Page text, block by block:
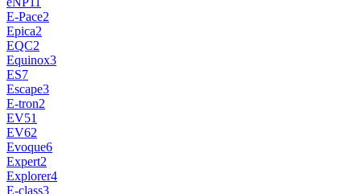
E-Pace2
Epica2
EQC2
Equinox3
ES7
Escape3
E-tron2
EV51
EV62
Evoque6
Expert2
Explorer4
E-сlass3